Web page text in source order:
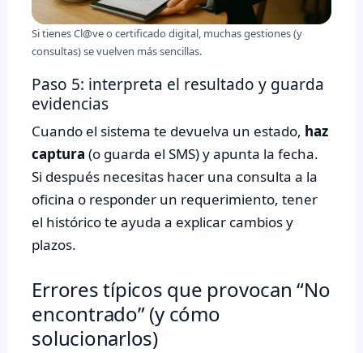
Si tienes Cl@ve o certificado digital, muchas gestiones (y
consultas) se vuelven más sencillas.
Paso 5: interpreta el resultado y guarda
evidencias
Cuando el sistema te devuelva un estado, haz
captura (o guarda el SMS) y apunta la fecha.
Si después necesitas hacer una consulta a la
oficina o responder un requerimiento, tener
el histórico te ayuda a explicar cambios y
plazos.
Errores típicos que provocan “No
encontrado” (y cómo
solucionarlos)